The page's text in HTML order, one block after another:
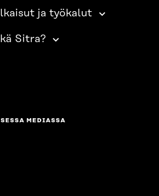
ja työkalut
Sitra?
MEDIASSA